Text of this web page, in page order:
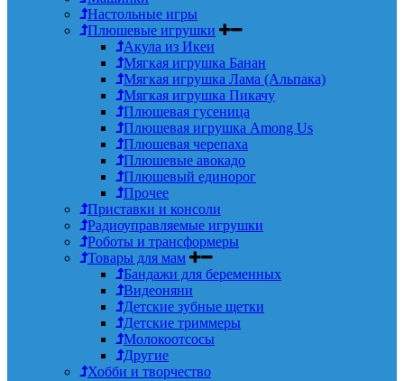
Настольные игры
Плюшевые игрушки
Акула из Икеи
Мягкая игрушка Банан
Мягкая игрушка Лама (Альпака)
Мягкая игрушка Пикачу
Плюшевая гусеница
Плюшевая игрушка Among Us
Плюшевая черепаха
Плюшевые авокадо
Плюшевый единорог
Прочее
Приставки и консоли
Радиоуправляемые игрушки
Роботы и трансформеры
Товары для мам
Бандажи для беременных
Видеоняни
Детские зубные щетки
Детские триммеры
Молокоотсосы
Другие
Хобби и творчество